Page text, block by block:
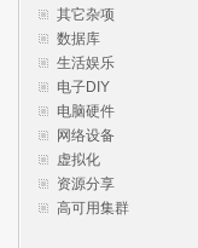
其它杂项
数据库
生活娱乐
电子DIY
电脑硬件
网络设备
虚拟化
资源分享
高可用集群